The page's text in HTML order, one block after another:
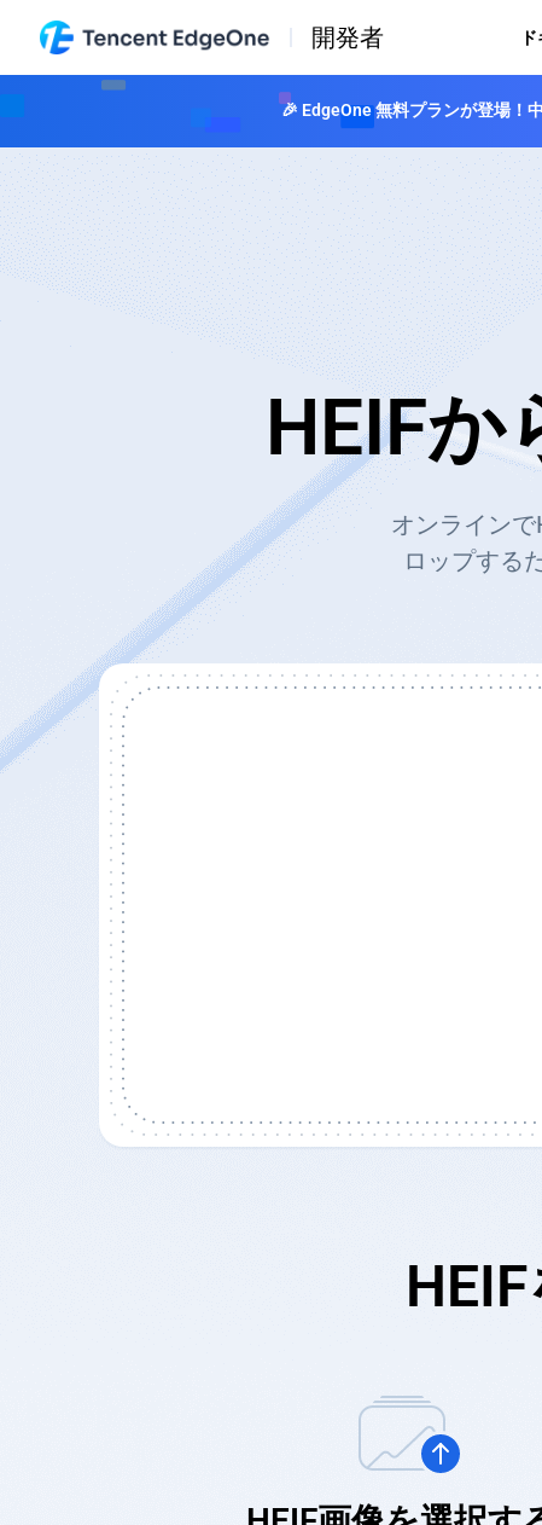
開発者
🎉 EdgeOne 無料プランが登場！
HEIF
オンライン
ロップする